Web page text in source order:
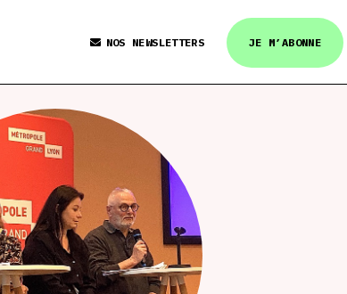
NOS NEWSLETTERS JE M’ABONNE